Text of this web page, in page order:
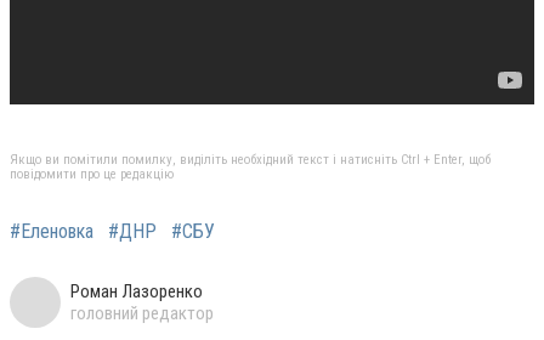
Якщо ви помітили помилку, виділіть необхідний текст і натисніть Ctrl + Enter, щоб
повідомити про це редакцію
#Еленовка #ДНР #СБУ
Роман Лазоренко
головний редактор